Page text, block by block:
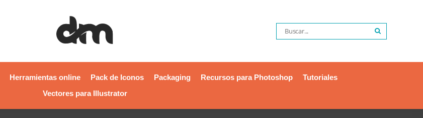
Herramientas online Pack de Iconos Packaging Recursos para Photoshop
Tutoriales
Vectores para Illustrator